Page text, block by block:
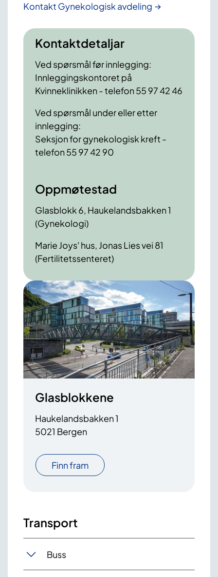
Kontakt Gynekologisk avdeling
Kontaktdetaljar
Ved spørsmål før innlegging:
Innleggingskontoret på
Kvinneklinikken - telefon 55 97 42 46
Ved spørsmål under eller etter
innlegging:
Seksjon for gynekologisk kreft -
telefon 55 97 42 90
Oppmøtestad
Glasblokk 6, Haukelandsbakken 1
(Gynekologi)
Marie Joys' hus, Jonas Lies vei 81
(Fertilitetssenteret)
Glasblokkene
Haukelandsbakken 1
5021 Bergen
Finn fram
Transport
Buss